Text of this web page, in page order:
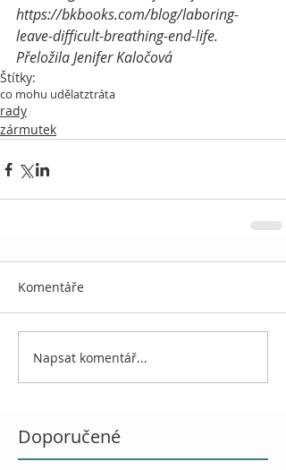
https://bkbooks.com/blog/laboring-
leave-difficult-breathing-end-life.
Přeložila Jenifer Kaločová
Štítky:
co mohu udělatztráta
rady
zármutek
Komentáře
Napsat komentář...
Doporučené